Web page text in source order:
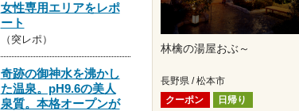
林檎の湯屋おぶ～
長野県 / 松本市
クーポン
日帰り
女性専用エリアをレポ
ート
（突レポ）
奇跡の御神水を沸かし
た温泉。pH9.6の美人
泉質。本格オープンが